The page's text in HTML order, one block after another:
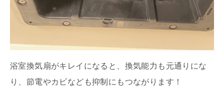
浴室換気扇がキレイになると、換気能力も元通りにな
り、節電やカビなども抑制にもつながります！